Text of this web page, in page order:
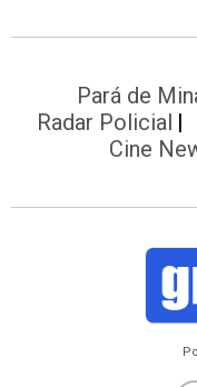
Pará de
Radar Policial
Cine